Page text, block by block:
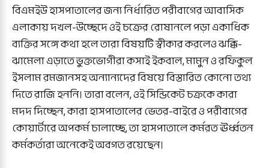
বিএমইউ হাসপাতালের জন্য নির্ধারিত পরীবাগের আবাসিক
এলাকায় দখল-উচ্ছেদে ওই চক্রের রোষানলে পড়া একাধিক
ব্যক্তির সঙ্গে কথা হলে তারা বিষয়টি স্বীকার করলেও ঝক্কি-
ঝামেলা এড়াতে ভুক্তভোগীরা কসাই ইকবাল, মামুন ও রফিকুল
ইসলাম রমজানসহ অন্যান্যদের বিষয়ে বিস্তারিত কোনো তথ্য
দিতে রাজি হননি। তারা বলেন, ওই সিন্ডিকেট চক্রকে কারা
মদদ দিচ্ছেন, কারা হাসপাতালের ভেতর-বাইরে ও পরীবাগের
কোয়ার্টারে অপকর্ম চালাচ্ছে, তা হাসপাতালে কর্মরত ঊর্ধ্বতন
কর্মকর্তারা অনেকেই অবগত রয়েছেন।